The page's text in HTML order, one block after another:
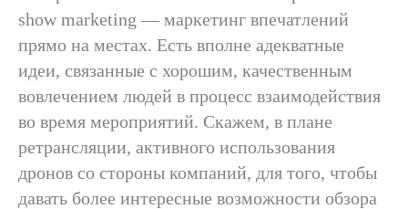
show marketing — маркетинг впечатлений
прямо на местах. Есть вполне адекватные
идеи, связанные с хорошим, качественным
вовлечением людей в процесс взаимодействия
во время мероприятий. Скажем, в плане
ретрансляции, активного использования
дронов со стороны компаний, для того, чтобы
давать более интересные возможности обзора